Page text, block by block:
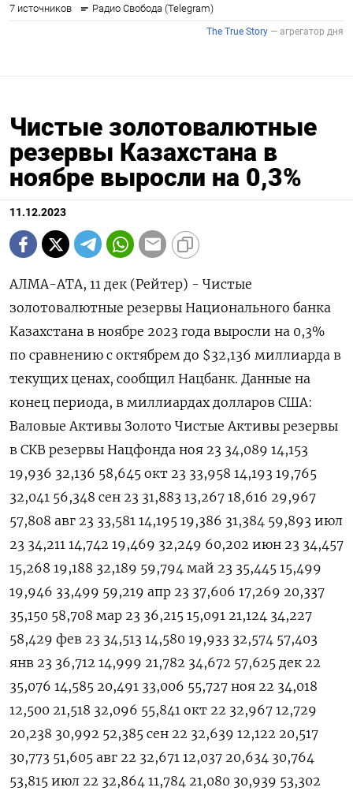
Чистые золотовалютные
резервы Казахстана в
ноябре выросли на 0,3%
11.12.2023
АЛМА-АТА, 11 дек (Рейтер) - Чистые
золотовалютные резервы Национального банка
Казахстана в ноябре 2023 года выросли на 0,3%
по сравнению с октябрем до $32,136 миллиарда в
текущих ценах, сообщил Нацбанк. Данные на
конец периода, в миллиардах долларов США:
Валовые Активы Золото Чистые Активы резервы
в СКВ резервы Нацфонда ноя 23 34,089 14,153
19,936 32,136 58,645 окт 23 33,958 14,193 19,765
32,041 56,348 сен 23 31,883 13,267 18,616 29,967
57,808 авг 23 33,581 14,195 19,386 31,384 59,893 июл
23 34,211 14,742 19,469 32,249 60,202 июн 23 34,457
15,268 19,188 32,189 59,794 май 23 35,445 15,499
19,946 33,499 59,219 апр 23 37,606 17,269 20,337
35,150 58,708 мар 23 36,215 15,091 21,124 34,227
58,429 фев 23 34,513 14,580 19,933 32,574 57,403
янв 23 36,712 14,999 21,782 34,672 57,625 дек 22
35,076 14,585 20,491 33,006 55,727 ноя 22 34,018
12,500 21,518 32,096 55,841 окт 22 32,967 12,729
20,238 30,992 52,385 сен 22 32,639 12,122 20,517
30,773 51,605 авг 22 32,671 12,037 20,634 30,764
53,815 июл 22 32,864 11,784 21,080 30,939 53,302